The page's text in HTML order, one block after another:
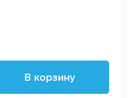
В корзину